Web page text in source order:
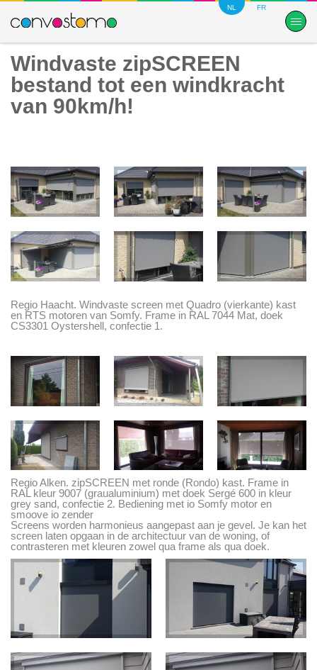
NL FR
Windvaste zipSCREEN
bestand tot een windkracht
van 90km/h!
Regio Haacht. Windvaste screen met Quadro (vierkante) kast
en RTS motoren van Somfy. Frame in RAL 7044 Mat, doek
CS3301 Oystershell, confectie 1.
Regio Alken. zipSCREEN met ronde (Rondo) kast. Frame in
RAL kleur 9007 (graualuminium) met doek Sergé 600 in kleur
grey sand, confectie 2. Bediening met io Somfy motor en
smoove io zender
Screens worden harmonieus aangepast aan je gevel. Je kan het
screen laten opgaan in de architectuur van de woning, of
contrasteren met kleuren zowel qua frame als qua doek.